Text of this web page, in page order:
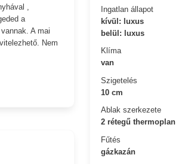
Ingatlan állapot
kívül: luxus
belül: luxus
Klíma
van
Szigetelés
10 cm
Ablak szerkezete
2 rétegű thermoplan
Fűtés
gázkazán
,
a
A mai
Nem